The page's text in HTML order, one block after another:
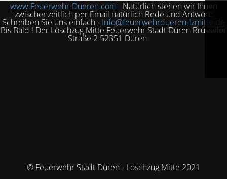
www.Feuerwehr-Dueren.com Natürlich stehen wir Ihnen
zwischenzeitlich per Email natürlich Rede und Antwort:
Schreiben Sie uns einfach - Info@feuerwehrdueren-lzmitte.de
Bis Bald ! Der Löschzug Mitte Feuerwehr Stadt Düren Brüsseler
Straße 2 52351 Düren
© Feuerwehr Stadt Düren - Löschzug Mitte 2021